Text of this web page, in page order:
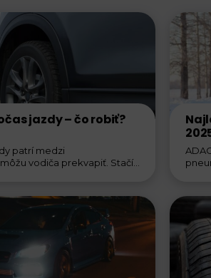
jazdy – čo robiť?
patrí medzi
vodiča prekvapiť. Stačí